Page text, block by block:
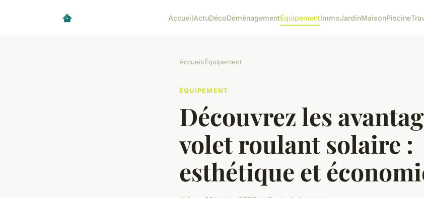
AccueilActuDécoDéménagementÉquipementImmoJardinMaisonPiscine
Accueil›Équipement
ÉQUIPEMENT
Découvrez les
volet roulant solaire :
esthétique et